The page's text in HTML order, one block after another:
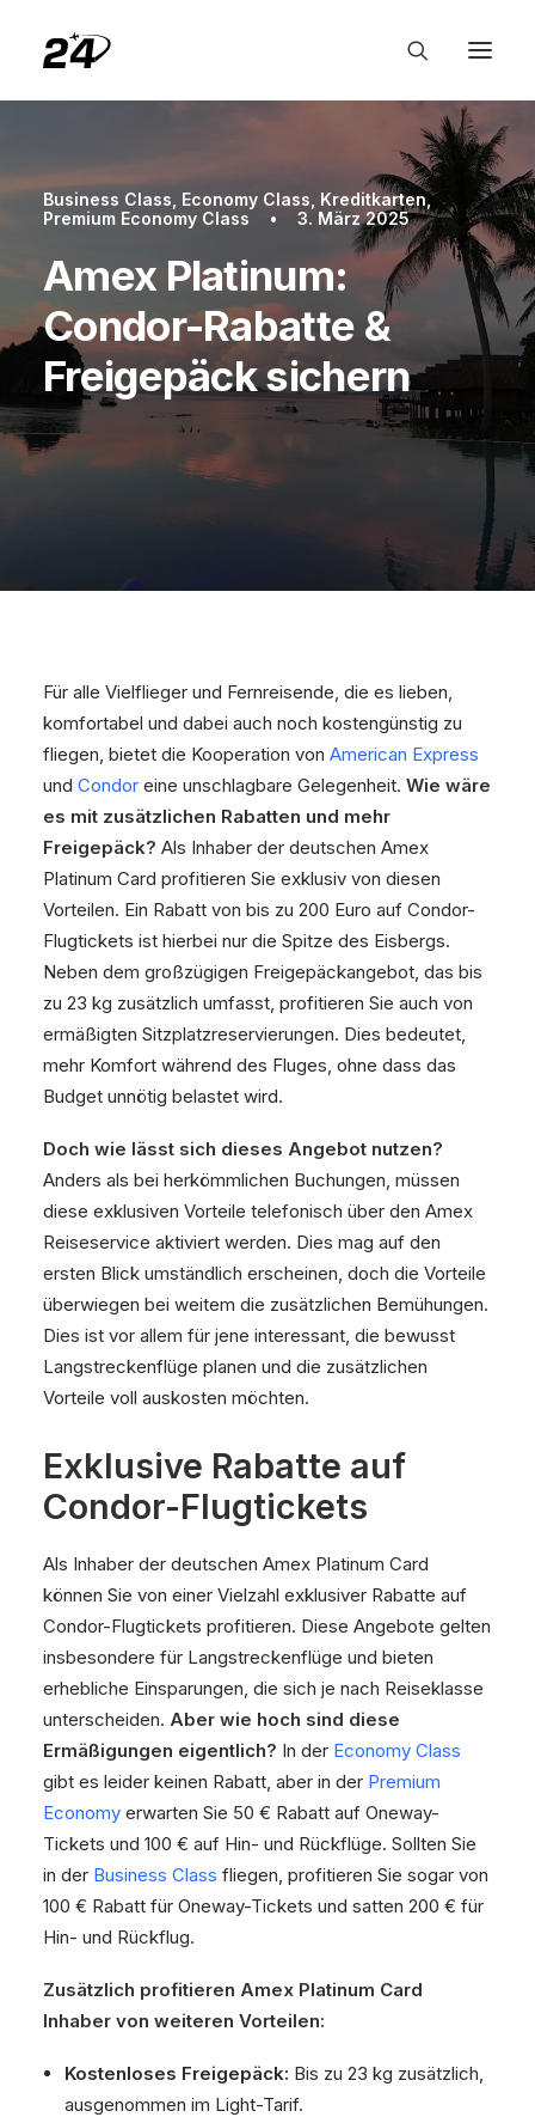
Business Class Economy Class Kreditkarten,
Premium Economy Class
• 3. März 2025
Amex Platinum:
Condor-Rabatte &
Freigepäck sichern
Für alle Vielflieger und Fernreisende, die es lieben,
komfortabel und dabei auch noch kostengünstig zu
fliegen, bietet die Kooperation von American Express
und Condor eine unschlagbare Gelegenheit. Wie wäre
es mit zusätzlichen Rabatten und mehr
Freigepäck? Als Inhaber der deutschen Amex
Platinum Card profitieren Sie exklusiv von diesen
Vorteilen. Ein Rabatt von bis zu 200 Euro auf Condor-
Flugtickets ist hierbei nur die Spitze des Eisbergs.
Neben dem großzügigen Freigepäckangebot, das bis
zu 23 kg zusätzlich umfasst, profitieren Sie auch von
ermäßigten Sitzplatzreservierungen. Dies bedeutet,
mehr Komfort während des Fluges, ohne dass das
Budget unnötig belastet wird.
Doch wie lässt sich dieses Angebot nutzen?
Anders als bei herkömmlichen Buchungen, müssen
diese exklusiven Vorteile telefonisch über den Amex
Reiseservice aktiviert werden. Dies mag auf den
ersten Blick umständlich erscheinen, doch die Vorteile
überwiegen bei weitem die zusätzlichen Bemühungen.
Dies ist vor allem für jene interessant, die bewusst
Langstreckenflüge planen und die zusätzlichen
Vorteile voll auskosten möchten.
Exklusive Rabatte auf
Condor-Flugtickets
Als Inhaber der deutschen Amex Platinum Card
können Sie von einer Vielzahl exklusiver Rabatte auf
Condor-Flugtickets profitieren. Diese Angebote gelten
insbesondere für Langstreckenflüge und bieten
erhebliche Einsparungen, die sich je nach Reiseklasse
unterscheiden. Aber wie hoch sind diese
Ermäßigungen eigentlich? In der Economy Class
gibt es leider keinen Rabatt, aber in der Premium
Economy erwarten Sie 50 € Rabatt auf Oneway-
Tickets und 100 € auf Hin- und Rückflüge. Sollten Sie
in der Business Class fliegen, profitieren Sie sogar von
100 € Rabatt für Oneway-Tickets und satten 200 € für
Hin- und Rückflug.
Zusätzlich profitieren Amex Platinum Card
Inhaber von weiteren Vorteilen:
Kostenloses Freigepäck: Bis zu 23 kg zusätzlich,
ausgenommen im Light-Tarif.